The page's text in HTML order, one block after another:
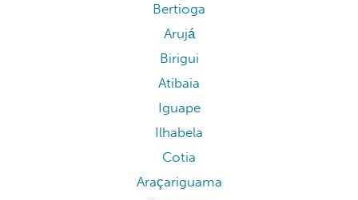
Bertioga
Arujá
Birigui
Atibaia
Iguape
Ilhabela
Cotia
Araçariguama